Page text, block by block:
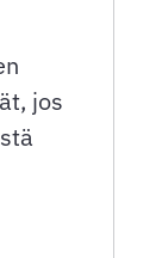
jos